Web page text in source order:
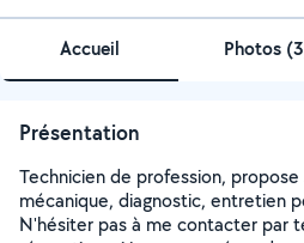
Accueil Photos (3
Présentation
Technicien de profession,
mécanique, diagnostic, entretien
N'hésiter pas à me contacter par